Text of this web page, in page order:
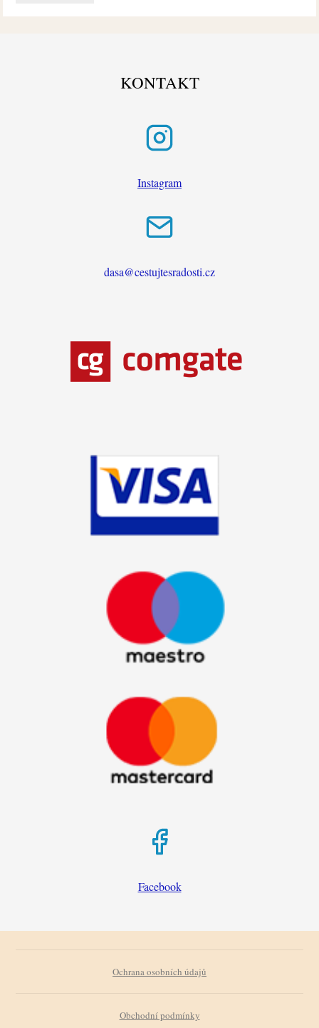
KONTAKT
Instagram
dasa@cestujtesradosti.cz
Facebook
Ochrana osobních údajů
Obchodní podmínky